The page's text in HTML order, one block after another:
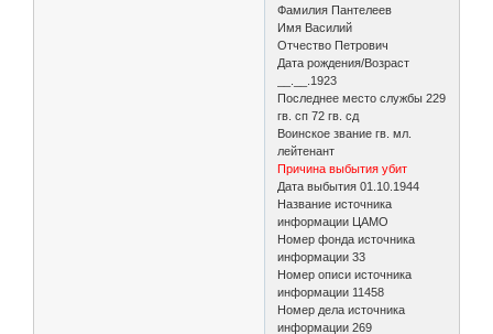
Фамилия Пантелеев
Имя Василий
Отчество Петрович
Дата рождения/Возраст
__.__.1923
Последнее место службы 229
гв. сп 72 гв. сд
Воинское звание гв. мл.
лейтенант
Причина выбытия убит
Дата выбытия 01.10.1944
Название источника
информации ЦАМО
Номер фонда источника
информации 33
Номер описи источника
информации 11458
Номер дела источника
информации 269